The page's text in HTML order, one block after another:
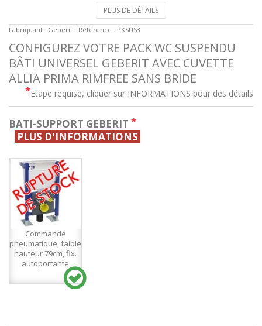
PLUS DE DÉTAILS
Fabriquant : Geberit Référence : PKSUS3
CONFIGUREZ VOTRE PACK WC SUSPENDU
BÂTI UNIVERSEL GEBERIT AVEC CUVETTE
ALLIA PRIMA RIMFREE SANS BRIDE
*Etape requise, cliquer sur INFORMATIONS pour des détails
BATI-SUPPORT GEBERIT *
PLUS D'INFORMATIONS
Commande
pneumatique, faible
hauteur 79cm, fix.
autoportante